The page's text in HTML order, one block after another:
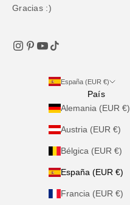
Gracias :)
España (EUR €)
País
Alemania (EUR €)
Austria (EUR €)
Bélgica (EUR €)
España (EUR €)
Francia (EUR €)